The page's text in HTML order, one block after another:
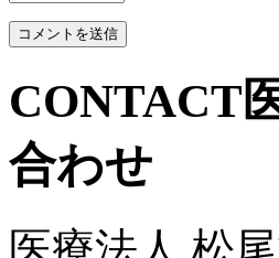
CONTACT
合わせ